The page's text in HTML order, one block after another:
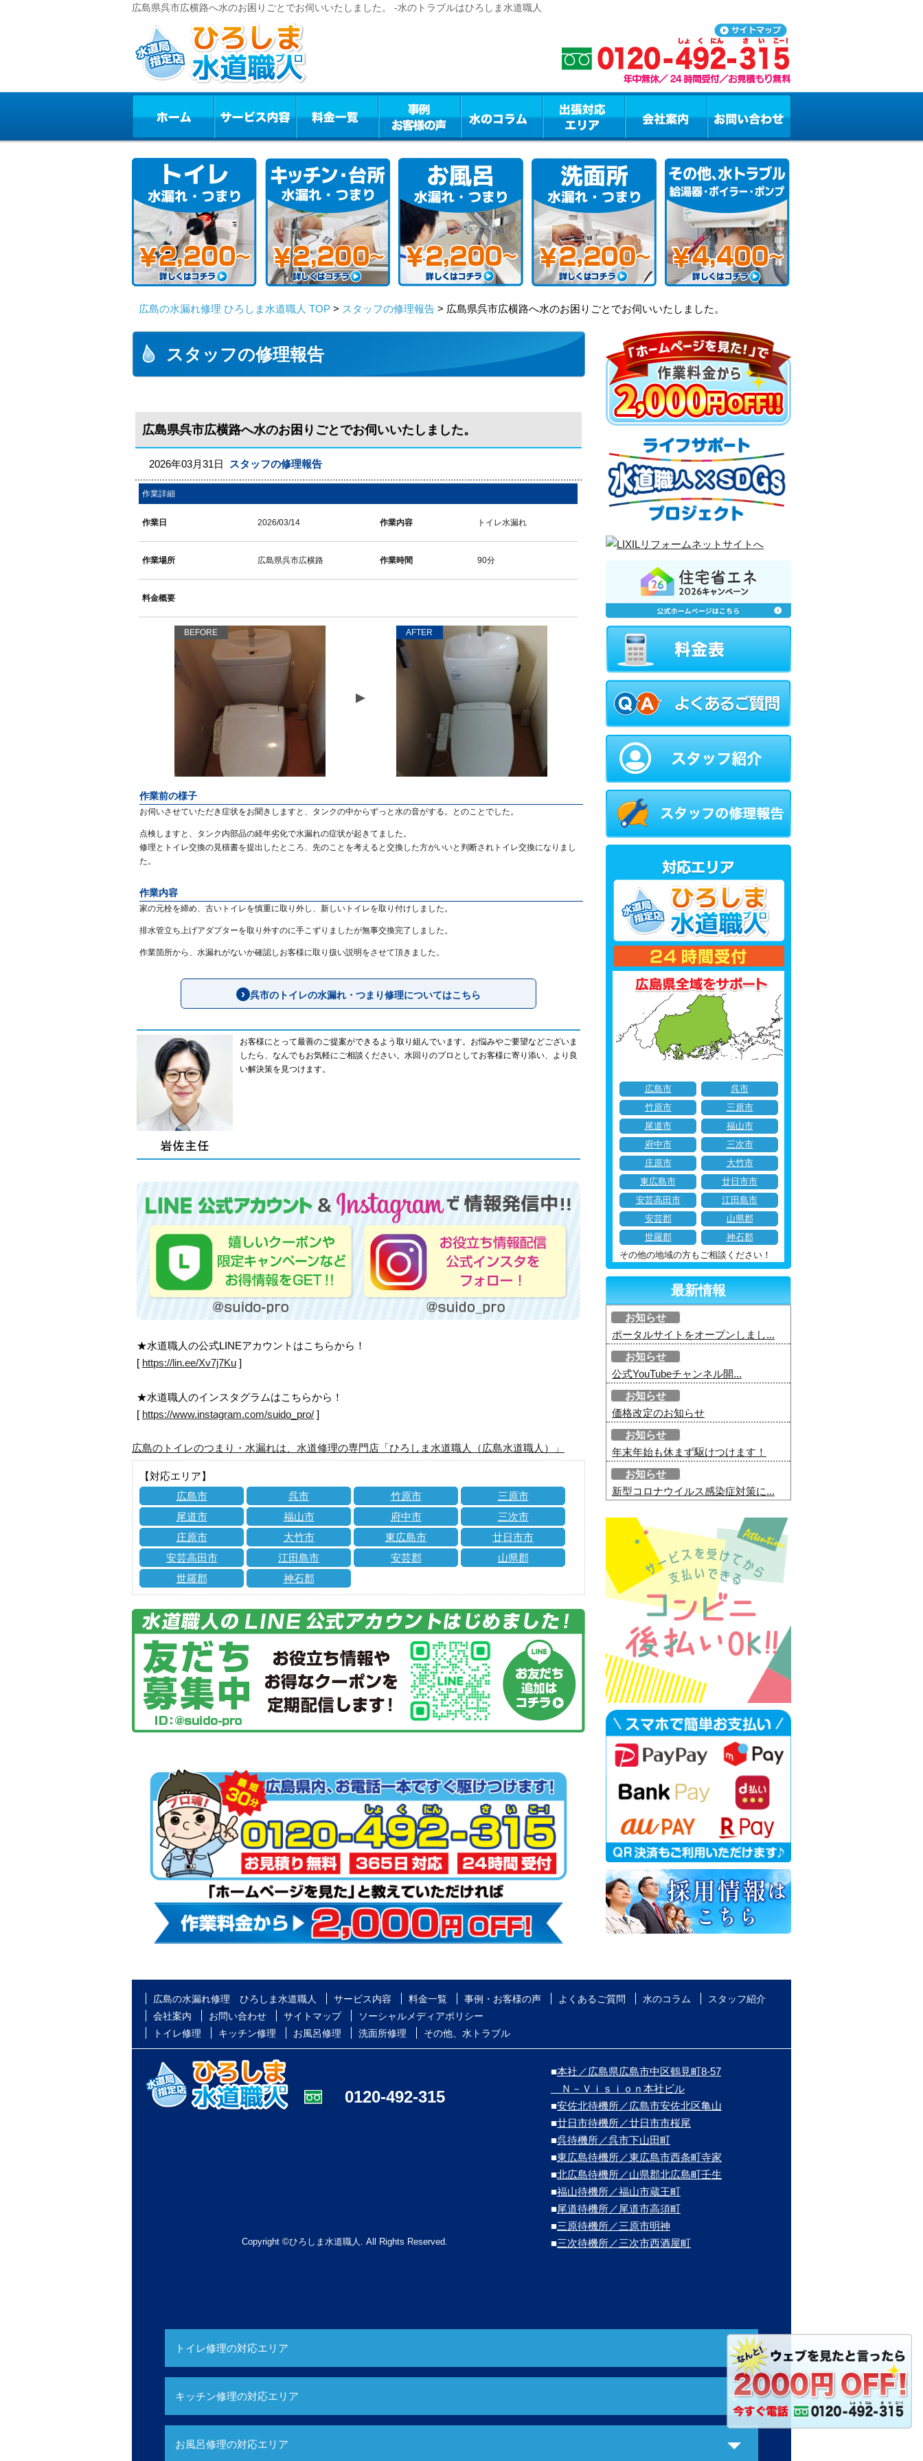
広島県呉市広横路へ水のお困りごとでお伺いいたしました。 -水のトラブルはひろしま水道職人
広島の水漏れ修理 ひろしま水道職人 TOP > スタッフの修理報告 > 広島県呉市広横路へ水のお困りごとでお伺いいたしました。
スタッフの修理報告
広島県呉市広横路へ水のお困りごとでお伺いいたしました。
2026年03月31日 スタッフの修理報告
作業詳細
作業日 2026/03/14 作業内容 トイレ水漏れ
作業場所 広島県呉市広横路 作業時間 90分
料金概要
BEFORE AFTER
作業前の様子
お伺いさせていただき症状をお聞きしますと、タンクの中からずっと水の音がする。とのことでした。
点検しますと、タンク内部品の経年劣化で水漏れの症状が起きてました。
修理とトイレ交換の見積書を提出したところ、先のことを考えると交換した方がいいと判断されトイレ交換になりまし
た。
作業内容
家の元栓を締め、古いトイレを慎重に取り外し、新しいトイレを取り付けしました。
排水管立ち上げアダプターを取り外すのに手こずりましたが無事交換完了しました。
作業箇所から、水漏れがないか確認しお客様に取り扱い説明をさせて頂きました。
呉市のトイレの水漏れ・つまり修理についてはこちら
お客様にとって最善のご提案ができるよう取り組んでいます。お悩みやご要望などございま
したら、なんでもお気軽にご相談ください。水回りのプロとしてお客様に寄り添い、より良
い解決策を見つけます。
★水道職人の公式LINEアカウントはこちらから！
[ https://lin.ee/Xv7j7Ku ]
★水道職人のインスタグラムはこちらから！
[ https://www.instagram.com/suido_pro/ ]
広島のトイレのつまり・水漏れは、水道修理の専門店「ひろしま水道職人（広島水道職人）」
【対応エリア】
広島市
呉市 竹原市
三原市
尾道市
福山市 府中市
三次市
庄原市
大竹市 東広島市
廿日市市
安芸高田市
江田島市 安芸郡
山県郡
世羅郡
神石郡
広島市
呉市
竹原市
三原市
尾道市
福山市
府中市
三次市
庄原市
大竹市
東広島市
廿日市市
安芸高田市
江田島市
安芸郡
山県郡
世羅郡
神石郡
その他の地域の方もご相談ください！
最新情報
お知らせ
ポータルサイトをオープンしまし...
お知らせ
公式YouTubeチャンネル開...
お知らせ
価格改定のお知らせ
お知らせ
年末年始も休まず駆けつけます！
お知らせ
新型コロナウイルス感染症対策に...
広島の水漏れ修理 ひろしま水道職人 サービス内容 料金一覧 事例・お客様の声 よくあるご質問 水のコラム
スタッフ紹介
会社案内
お問い合わせ サイトマップ
ソーシャルメディアポリシー
トイレ修理
キッチン修理 お風呂修理 洗面所修理 その他、水トラブル
0120-492-315
■本社／広島県広島市中区鶴見町8-57
Ｎ－Ｖｉｓｉｏｎ本社ビル
■安佐北待機所／広島市安佐北区亀山
■廿日市待機所／廿日市市桜尾
■呉待機所／呉市下山田町
■東広島待機所／東広島市西条町寺家
■北広島待機所／山県郡北広島町壬生
■福山待機所／福山市蔵王町
■尾道待機所／尾道市高須町
■三原待機所／三原市明神
■三次待機所／三次市西酒屋町
Copyright ©ひろしま水道職人. All Rights Reserved.
トイレ修理の対応エリア
キッチン修理の対応エリア
お風呂修理の対応エリア